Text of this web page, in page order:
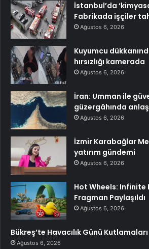
İstanbul’da
Fabrikada işçiler
Ağustos 6, 2026
Kuyumcu
hırsızlığı kamerada
Ağustos 6, 2026
İran: Umman ile
güzergâhında
Ağustos 6, 2026
İzmir Karabağlar
yatırım gündemi
Ağustos 6, 2026
Hot Wheels: Infinite
Fragman Paylaşıldı
Ağustos 6, 2026
Bükreş’te Havacılık Günü Kutlamaları
Ağustos 6, 2026